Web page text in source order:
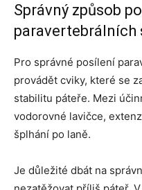
Správný způsob
paravertebrálních
Pro správné posílení
provádět cviky, které se
stabilitu páteře. Mezi
vodorovné lavičce,
šplhání po laně.
Je důležité dbát na